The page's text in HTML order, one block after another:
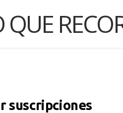
suscripciones